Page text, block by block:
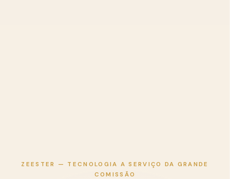
ZEESTER — TECNOLOGIA A SERVIÇO DA GRANDE
COMISSÃO